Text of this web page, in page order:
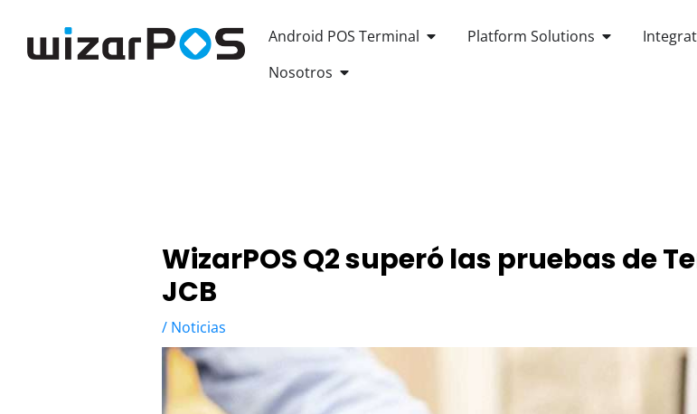
Android POS Terminal OPEN ANDROID POS TERMINAL
Platform Solutions OPEN
Nosotros OPEN ABOUT US
WizarPOS Q2 superó las pruebas de
JCB
/ Noticias